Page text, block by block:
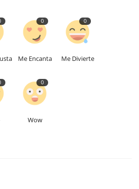
0
Me Encanta
0
Me Divierte
0
Wow